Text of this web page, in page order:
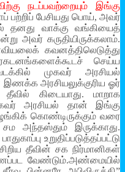
நடப்பவற்றையும் இங்கு
பற்றிப் பேசியது பொய், அவர்
தனது வாக்கு வங்கியைத்
அவர் கருதியிருக்கலாம்.
கவனத்திலெடுத்து
செய்ய
முகவர் அரசியல்
அரசியலுக்குரிய ஓர்
கிடையாது. மாறாக
அரசியல் தான் இங்கு
கொண்டிருக்கும் வரை
சம அந்தஸ்தும் இருக்காது.
உறுதிப்படுத்தப்பட்டு
தீவின் சக நிர்மானிகள்
வேண்டும்.அண்மையில்